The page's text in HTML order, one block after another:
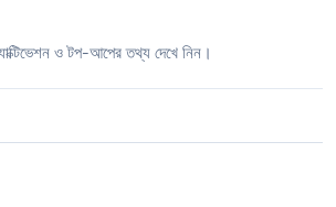
ও টপ-আপের তথ্য দেখে নিন।